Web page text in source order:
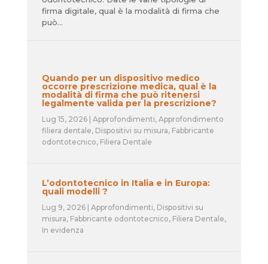
firma digitale, qual è la modalità di firma che
può...
Quando per un dispositivo medico
occorre prescrizione medica, qual è la
modalità di firma che può ritenersi
legalmente valida per la prescrizione?
Lug 15, 2026| Approfondimenti, Approfondimento
filiera dentale, Dispositivi su misura, Fabbricante
odontotecnico, Filiera Dentale
L’odontotecnico in Italia e in Europa:
quali modelli ?
Lug 9, 2026| Approfondimenti, Dispositivi su
misura, Fabbricante odontotecnico, Filiera Dentale,
In evidenza